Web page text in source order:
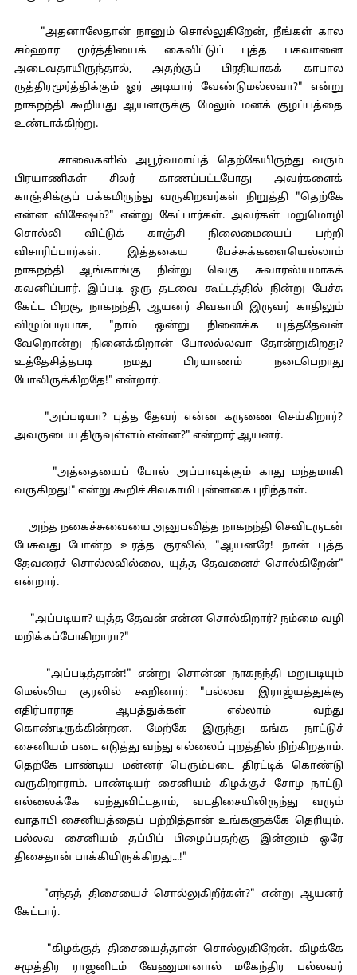
"அதனாலேதான் நானும் சொல்லுகிறேன், நீங்கள் கால
சம்ஹார மூர்த்தியைக் கைவிட்டுப் புத்த பகவானை
அடைவதாயிருந்தால், அதற்குப் பிரதியாகக் காபால
ருத்திரமூர்த்திக்கும் ஓர் அடியார் வேண்டுமல்லவா?" என்று
நாகநந்தி கூறியது ஆயனருக்கு மேலும் மனக் குழப்பத்தை
உண்டாக்கிற்று.
சாலைகளில் அபூர்வமாய்த் தெற்கேயிருந்து வரும்
பிரயாணிகள் சிலர் காணப்பட்டபோது அவர்களைக்
காஞ்சிக்குப் பக்கமிருந்து வருகிறவர்கள் நிறுத்தி "தெற்கே
என்ன விசேஷம்?" என்று கேட்பார்கள். அவர்கள் மறுமொழி
சொல்லி விட்டுக் காஞ்சி நிலைமையைப் பற்றி
விசாரிப்பார்கள். இத்தகைய பேச்சுக்களையெல்லாம்
நாகநந்தி ஆங்காங்கு நின்று வெகு சுவாரஸ்யமாகக்
கவனிப்பார். இப்படி ஒரு தடவை கூட்டத்தில் நின்று பேச்சு
கேட்ட பிறகு, நாகநந்தி, ஆயனர் சிவகாமி இருவர் காதிலும்
விழும்படியாக, "நாம் ஒன்று நினைக்க யுத்ததேவன்
வேறொன்று நினைக்கிறான் போலல்லவா தோன்றுகிறது?
உத்தேசித்தபடி நமது பிரயாணம் நடைபெறாது
போலிருக்கிறதே!" என்றார்.
"அப்படியா? புத்த தேவர் என்ன கருணை செய்கிறார்?
அவருடைய திருவுள்ளம் என்ன?" என்றார் ஆயனர்.
"அத்தையைப் போல் அப்பாவுக்கும் காது மந்தமாகி
வருகிறது!" என்று கூறிச் சிவகாமி புன்னகை புரிந்தாள்.
அந்த நகைச்சுவையை அனுபவித்த நாகநந்தி செவிடருடன்
பேசுவது போன்ற உரத்த குரலில், "ஆயனரே! நான் புத்த
தேவரைச் சொல்லவில்லை, யுத்த தேவனைச் சொல்கிறேன்"
என்றார்.
"அப்படியா? யுத்த தேவன் என்ன சொல்கிறார்? நம்மை வழி
மறிக்கப்போகிறாரா?"
"அப்படித்தான்!" என்று சொன்ன நாகநந்தி மறுபடியும்
மெல்லிய குரலில் கூறினார்: "பல்லவ இராஜ்யத்துக்கு
எதிர்பாராத ஆபத்துக்கள் எல்லாம் வந்து
கொண்டிருக்கின்றன. மேற்கே இருந்து கங்க நாட்டுச்
சைனியம் படை எடுத்து வந்து எல்லைப் புறத்தில் நிற்கிறதாம்.
தெற்கே பாண்டிய மன்னர் பெரும்படை திரட்டிக் கொண்டு
வருகிறாராம். பாண்டியர் சைனியம் கிழக்குச் சோழ நாட்டு
எல்லைக்கே வந்துவிட்டதாம், வடதிசையிலிருந்து வரும்
வாதாபி சைனியத்தைப் பற்றித்தான் உங்களுக்கே தெரியும்.
பல்லவ சைனியம் தப்பிப் பிழைப்பதற்கு இன்னும் ஒரே
திசைதான் பாக்கியிருக்கிறது...!"
"எந்தத் திசையைச் சொல்லுகிறீர்கள்?" என்று ஆயனர்
கேட்டார்.
"கிழக்குத் திசையைத்தான் சொல்லுகிறேன். கிழக்கே
சமுத்திர ராஜனிடம் வேணுமானால் மகேந்திர பல்லவர்